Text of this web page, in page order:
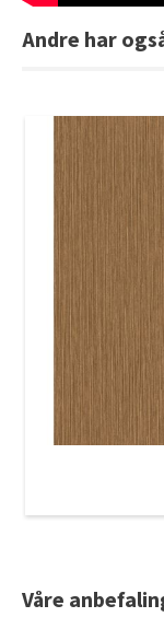
Andre har
Våre